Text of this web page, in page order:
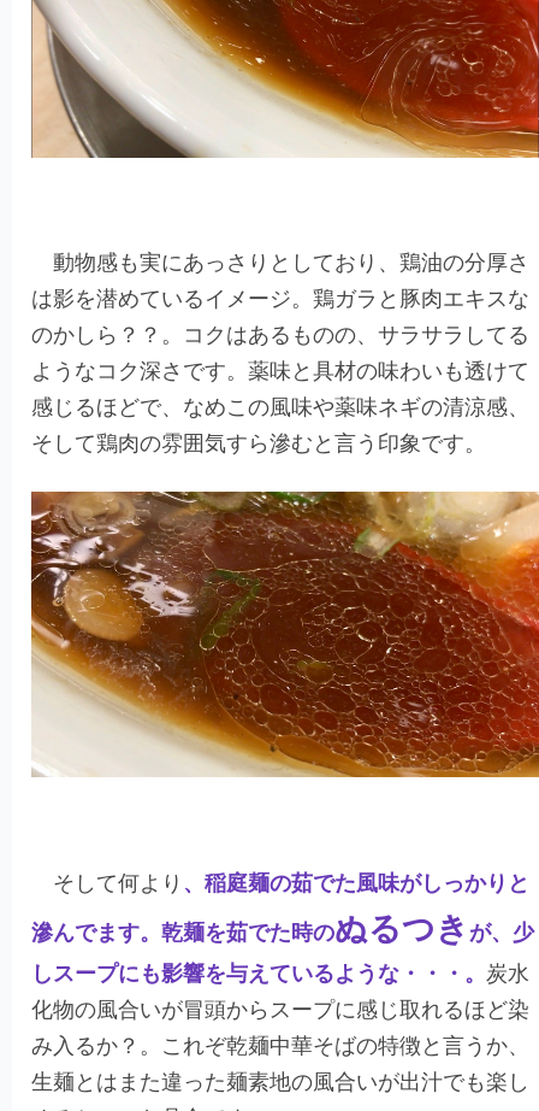
動物感も実にあっさりとしており、鶏油の分厚さ
は影を潜めているイメージ。鶏ガラと豚肉エキスな
のかしら？？。コクはあるものの、サラサラしてる
ようなコク深さです。薬味と具材の味わいも透けて
感じるほどで、なめこの風味や薬味ネギの清涼感、
そして鶏肉の雰囲気すら滲むと言う印象です。
そして何より 、稲庭麺の茹でた風味がしっかりと
滲んでます。乾麺を茹でた時のぬるつき が、少
しスープにも影響を与えているような・・・。 炭水
化物の風合いが冒頭からスープに感じ取れるほど染
み入るか？。これぞ乾麺中華そばの特徴と言うか、
生麺とはまた違った麺素地の風合いが出汁でも楽し